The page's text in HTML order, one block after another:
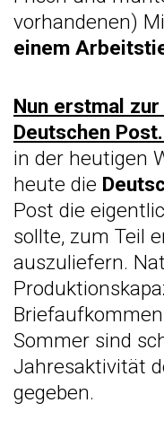
vorhandenen)
einem
Nun erstmal
Deutschen Post.
in der heutigen
heute die
Post die
sollte, zum Teil
auszuliefern.
Sommer sind
Jahresaktivität
gegeben.